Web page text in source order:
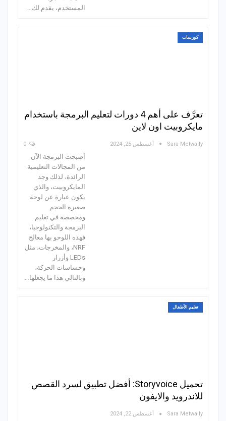
المستخدم، يقدم لك…
كورسات
تعرَّف على أهم 4 دورات لتعليم البرمجة باستخدام
مايكروبيت اون لاين
Sara Metwally أغسطس 25, 2024
أصبحت البرمجة الآن
من المجالات التعليمية
الرائدة، لذلك وجد
المايكروبيت، والذي
يكون عبارة عن لوحة
صغيرة الحجم
ومخصصة في تعليم
البرمجة والتكنولوجيا،
فهذه اللوحو بها معالج
NRF، والمخرجات، مثل
LEDs وأزرار
وحساسات الحركة،
وبالتالي هذا ما يجعلها…
تعليم الأطفال
تحميل Storyvoice: أفضل تطبيق لسرد القصص
للاندرويد والايفون
Sara Metwally أغسطس 22, 2024